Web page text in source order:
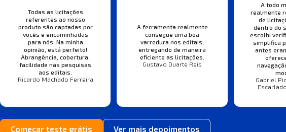
Todas as licitações
referentes ao nosso
produto são captadas por
vocês e encaminhadas
para nós. Na minha
opinião, está perfeito!
Abrangência, cobertura,
facilidade nas pesquisas
aos editais.
Ricardo Machado Ferreira
A ferramenta realmente
consegue uma boa
varredura nos editais,
entregando de maneira
eficiente as licitações.
Gustavo Duarte Reis
A todo
realmente
de
dentro do
escolhi
simplifica
antes
Gabriel
Começar teste grátis Ver mais depoimentos